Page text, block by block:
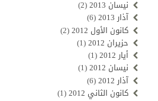
نيسان 2013
(2)
آذار 2013
(6)
كانون الأول 2012
(2)
حزيران 2012
(1)
أيار 2012
(1)
نيسان 2012
(1)
آذار 2012
(6)
كانون الثاني 2012
(1)